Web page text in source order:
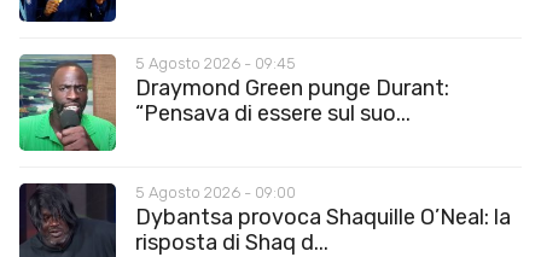
5 Agosto 2026 - 09:45
Draymond Green punge Durant:
“Pensava di essere sul suo...
5 Agosto 2026 - 09:00
Dybantsa provoca Shaquille O’Neal: la
risposta di Shaq d...